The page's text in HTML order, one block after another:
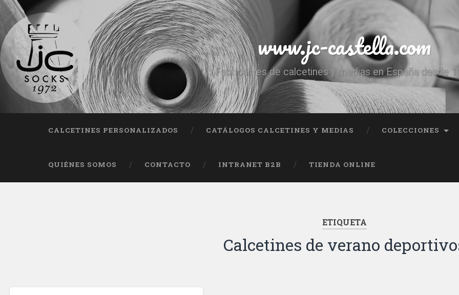
www.jc-castella.com
Fabricantes de calcetines y medias en España desde
CALCETINES PERSONALIZADOS CATÁLOGOS CALCETINES Y MEDIAS COLECCIONES
QUIÉNES SOMOS CONTACTO INTRANET B2B TIENDA ONLINE
ETIQUETA
Calcetines de verano